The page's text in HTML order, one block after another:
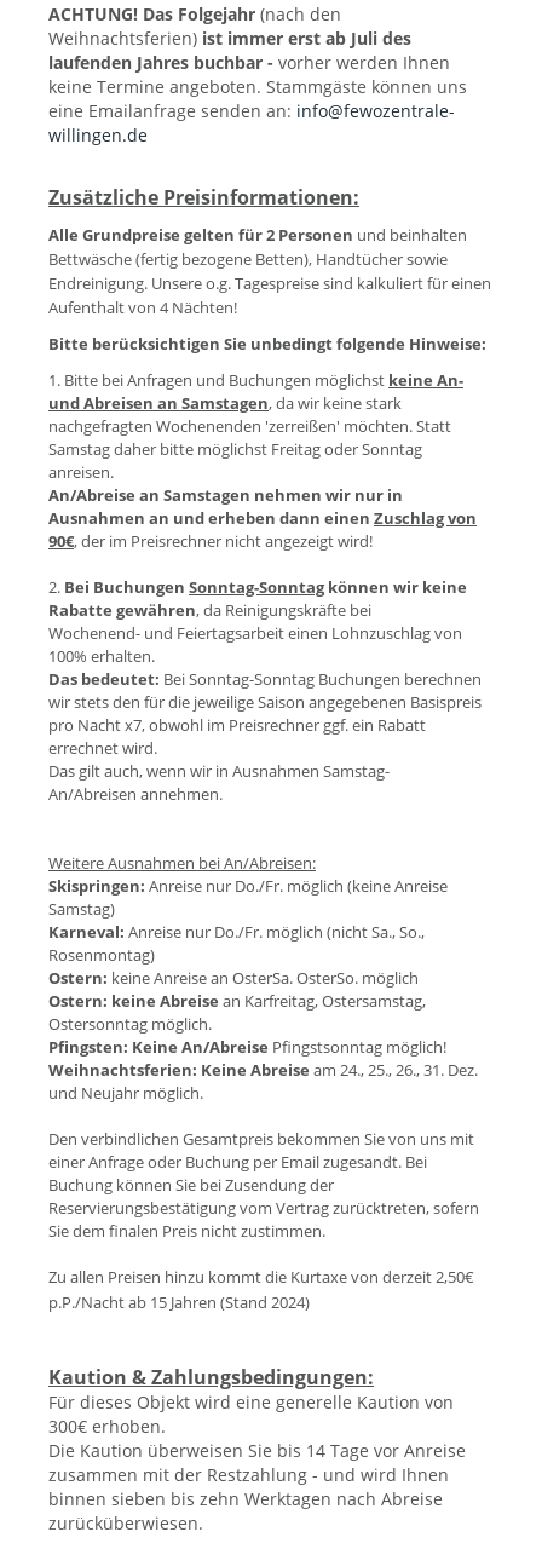
ACHTUNG! Das Folgejahr (nach den
Weihnachtsferien) ist immer erst ab Juli des
laufenden Jahres buchbar - vorher werden Ihnen
keine Termine angeboten. Stammgäste können uns
eine Emailanfrage senden an: info@fewozentrale-
willingen.de
Zusätzliche Preisinformationen:
Alle Grundpreise gelten für 2 Personen und beinhalten
Bettwäsche (fertig bezogene Betten), Handtücher sowie
Endreinigung. Unsere o.g. Tagespreise sind kalkuliert für einen
Aufenthalt von 4 Nächten!
Bitte berücksichtigen Sie unbedingt folgende Hinweise:
1. Bitte bei Anfragen und Buchungen möglichst keine An-
und Abreisen an Samstagen, da wir keine stark
nachgefragten Wochenenden 'zerreißen' möchten. Statt
Samstag daher bitte möglichst Freitag oder Sonntag
anreisen.
An/Abreise an Samstagen nehmen wir nur in
Ausnahmen an und erheben dann einen Zuschlag von
90€, der im Preisrechner nicht angezeigt wird!
2. Bei Buchungen Sonntag-Sonntagkönnen wir keine
Rabatte gewähren, da Reinigungskräfte bei
Wochenend- und Feiertagsarbeit einen Lohnzuschlag von
100% erhalten.
Das bedeutet: Bei Sonntag-Sonntag Buchungen berechnen
wir stets den für die jeweilige Saison angegebenen Basispreis
pro Nacht x7, obwohl im Preisrechner ggf. ein Rabatt
errechnet wird.
Das gilt auch, wenn wir in Ausnahmen Samstag-
An/Abreisen annehmen.
Weitere Ausnahmen bei An/Abreisen:
Skispringen: Anreise nur Do./Fr. möglich (keine Anreise
Samstag)
Karneval: Anreise nur Do./Fr. möglich (nicht Sa., So.,
Rosenmontag)
Ostern: keine Anreise an OsterSa. OsterSo. möglich
Ostern: keine Abreise an Karfreitag, Ostersamstag,
Ostersonntag möglich.
Pfingsten: Keine An/Abreise Pfingstsonntag möglich!
Weihnachtsferien: Keine Abreise am 24., 25., 26., 31. Dez.
und Neujahr möglich.
Den verbindlichen Gesamtpreis bekommen Sie von uns mit
einer Anfrage oder Buchung per Email zugesandt. Bei
Buchung können Sie bei Zusendung der
Reservierungsbestätigung vom Vertrag zurücktreten, sofern
Sie dem finalen Preis nicht zustimmen.
Zu allen Preisen hinzu kommt die Kurtaxe von derzeit 2,50€
p.P./Nacht ab 15 Jahren (Stand 2024)
Kaution & Zahlungsbedingungen:
Für dieses Objekt wird eine generelle Kaution von
300€ erhoben.
Die Kaution überweisen Sie bis 14 Tage vor Anreise
zusammen mit der Restzahlung - und wird Ihnen
binnen sieben bis zehn Werktagen nach Abreise
zurücküberwiesen.